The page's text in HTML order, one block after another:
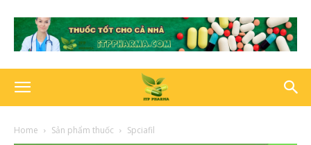
Home Sản phẩm thuốc Spciafil